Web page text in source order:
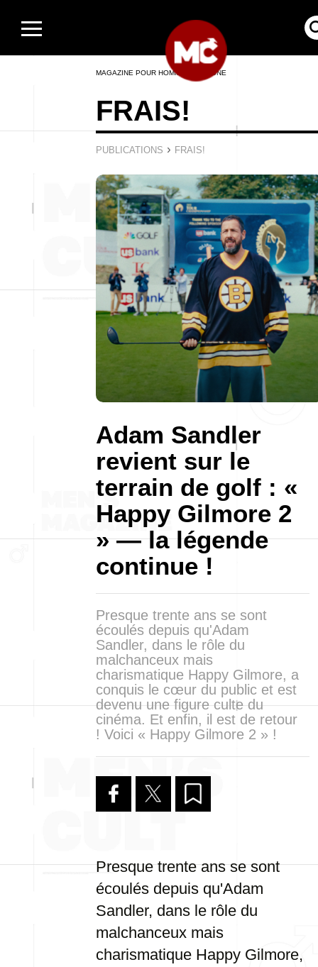
MAGAZINE POUR HOMMES EN LIGNE
FRAIS!
PUBLICATIONS › FRAIS!
Adam Sandler
revient sur le
terrain de golf : «
Happy Gilmore 2
» — la légende
continue !
Presque trente ans se sont
écoulés depuis qu'Adam
Sandler, dans le rôle du
malchanceux mais
charismatique Happy Gilmore, a
conquis le cœur du public et est
devenu une figure culte du
cinéma. Et enfin, il est de retour
! Voici « Happy Gilmore 2 » !
Presque trente ans se sont
écoulés depuis qu'Adam
Sandler, dans le rôle du
malchanceux mais
charismatique Happy Gilmore,